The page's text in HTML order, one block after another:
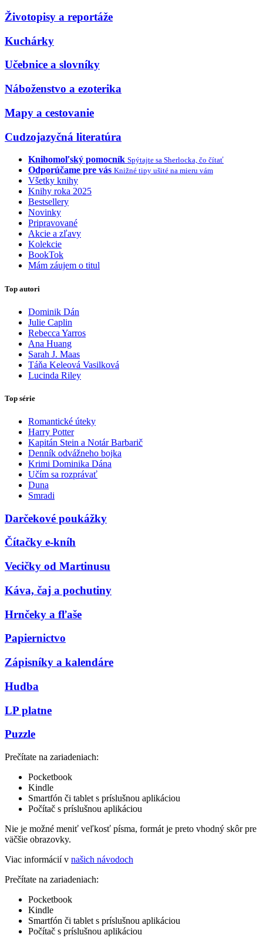
Životopisy a reportáže
Kuchárky
Učebnice a slovníky
Náboženstvo a ezoterika
Mapy a cestovanie
Cudzojazyčná literatúra
Knihomoľský pomocník Spýtajte sa Sherlocka, čo čítať
Odporúčame pre vás Knižné tipy ušité na mieru vám
Všetky knihy
Knihy roka 2025
Bestsellery
Novinky
Pripravované
Akcie a zľavy
Kolekcie
BookTok
Mám záujem o titul
Top autori
Dominik Dán
Julie Caplin
Rebecca Yarros
Ana Huang
Sarah J. Maas
Táňa Keleová Vasilková
Lucinda Riley
Top série
Romantické úteky
Harry Potter
Kapitán Stein a Notár Barbarič
Denník odvážneho bojka
Krimi Dominika Dána
Učím sa rozprávať
Duna
Smradi
Darčekové poukážky
Čítačky e-kníh
Vecičky od Martinusu
Káva, čaj a pochutiny
Hrnčeky a fľaše
Papiernictvo
Zápisníky a kalendáre
Hudba
LP platne
Puzzle
Prečítate na zariadeniach:
Pocketbook
Kindle
Smartfón či tablet s príslušnou aplikáciou
Počítač s príslušnou aplikáciou
Nie je možné meniť veľkosť písma, formát je preto vhodný skôr pre
väčšie obrazovky.
Viac informácií v našich návodoch
Prečítate na zariadeniach:
Pocketbook
Kindle
Smartfón či tablet s príslušnou aplikáciou
Počítač s príslušnou aplikáciou